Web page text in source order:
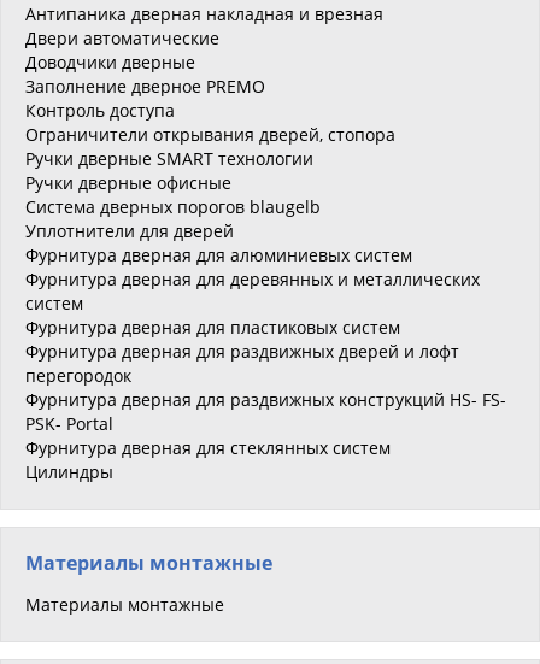
Антипаника дверная накладная и врезная
Двери автоматические
Доводчики дверные
Заполнение дверное PREMO
Контроль доступа
Ограничители открывания дверей, стопора
Ручки дверные SMART технологии
Ручки дверные офисные
Система дверных порогов blaugelb
Уплотнители для дверей
Фурнитура дверная для алюминиевых систем
Фурнитура дверная для деревянных и металлических
систем
Фурнитура дверная для пластиковых систем
Фурнитура дверная для раздвижных дверей и лофт
перегородок
Фурнитура дверная для раздвижных конструкций HS- FS-
PSK- Portal
Фурнитура дверная для стеклянных систем
Цилиндры
Материалы монтажные
Материалы монтажные